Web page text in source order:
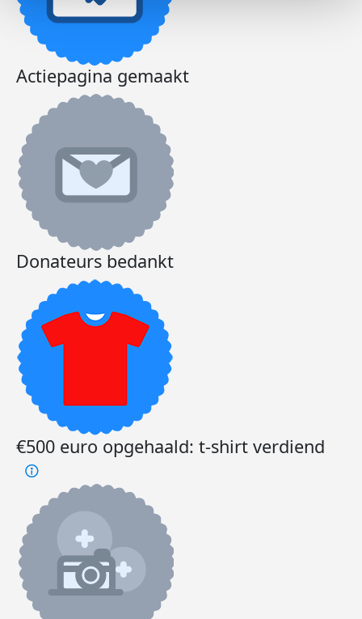
Actiepagina gemaakt
Donateurs bedankt
€500 euro opgehaald: t-shirt verdiend